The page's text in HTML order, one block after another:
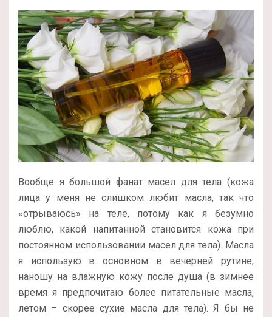
Вообще я большой фанат масел для тела (кожа
лица у меня не слишком любит масла, так что
«отрываюсь» на теле, потому как я безумно
люблю, какой напитанной становится кожа при
постоянном использовании масел для тела). Масла
я использую в основном в вечерней рутине,
наношу на влажную кожу после душа (в зимнее
время я предпочитаю более питательные масла,
летом – скорее сухие масла для тела). Я бы не